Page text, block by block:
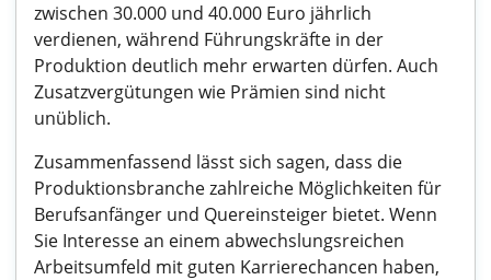
zwischen 30.000 und 40.000 Euro jährlich
verdienen, während Führungskräfte in der
Produktion deutlich mehr erwarten dürfen. Auch
Zusatzvergütungen wie Prämien sind nicht
unüblich.
Zusammenfassend lässt sich sagen, dass die
Produktionsbranche zahlreiche Möglichkeiten für
Berufsanfänger und Quereinsteiger bietet. Wenn
Sie Interesse an einem abwechslungsreichen
Arbeitsumfeld mit guten Karrierechancen haben,